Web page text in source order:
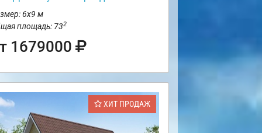
6х9 м
площадь: 732
1679000
ХИТ ПРОДАЖ